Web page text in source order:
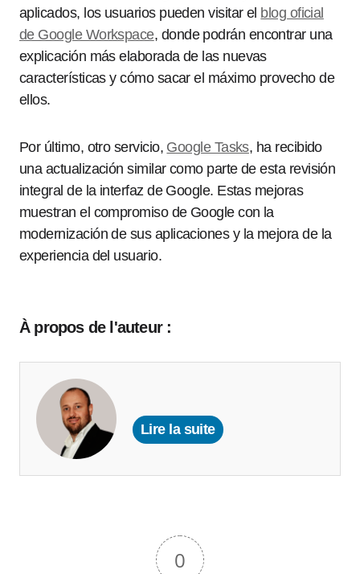
aplicados, los usuarios pueden visitar el blog oficial
de Google Workspace, donde podrán encontrar una
explicación más elaborada de las nuevas
características y cómo sacar el máximo provecho de
ellos.
Por último, otro servicio, Google Tasks, ha recibido
una actualización similar como parte de esta revisión
integral de la interfaz de Google. Estas mejoras
muestran el compromiso de Google con la
modernización de sus aplicaciones y la mejora de la
experiencia del usuario.
À propos de l'auteur :
Lire la suite
0